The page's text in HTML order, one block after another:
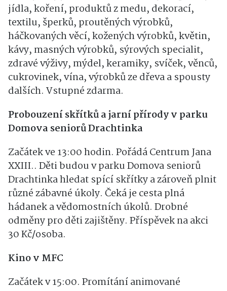
Svatojiřský jarmark. Nebudou chybět prodejci
jídla, koření, produktů z medu, dekorací,
textilu, šperků, proutěných výrobků,
háčkovaných věcí, kožených výrobků, květin,
kávy, masných výrobků, sýrových specialit,
zdravé výživy, mýdel, keramiky, svíček, věnců,
cukrovinek, vína, výrobků ze dřeva a spousty
dalších. Vstupné zdarma.
Probouzení skřítků a jarní přírody v parku
Domova seniorů Drachtinka
Začátek ve 13:00 hodin. Pořádá Centrum Jana
XXIII.. Děti budou v parku Domova seniorů
Drachtinka hledat spící skřítky a zároveň plnit
různé zábavné úkoly. Čeká je cesta plná
hádanek a vědomostních úkolů. Drobné
odměny pro děti zajištěny. Příspěvek na akci
30 Kč/osoba.
Kino v MFC